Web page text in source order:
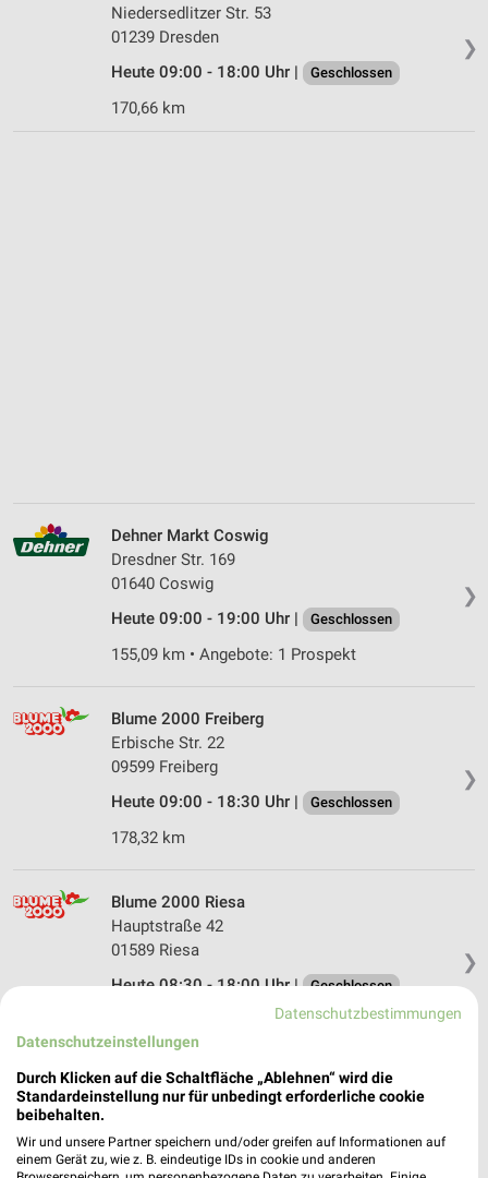
❯
Niedersedlitzer Str. 53
01239 Dresden
Heute 09:00 - 18:00 Uhr |
Geschlossen
170,66 km
❯
Dehner Markt Coswig
Dresdner Str. 169
01640 Coswig
Heute 09:00 - 19:00 Uhr |
Geschlossen
155,09 km • Angebote: 1 Prospekt
❯
Blume 2000 Freiberg
Erbische Str. 22
09599 Freiberg
Heute 09:00 - 18:30 Uhr |
Geschlossen
178,32 km
❯
Blume 2000 Riesa
Hauptstraße 42
01589 Riesa
Heute 08:30 - 18:00 Uhr | Geschlossen
BluBäu Döbeln
Burgstraße 30
04720 Döbeln
Heute 09:00 - 18:00 Uhr | Geschlossen
Datenschutzbestimmungen
Datenschutzeinstellungen
Durch Klicken auf die Schaltfläche „Ablehnen“ wird die
Standardeinstellung nur für unbedingt erforderliche cookie
beibehalten.
Wir und unsere Partner speichern und/oder greifen auf Informationen auf
einem Gerät zu, wie z. B. eindeutige IDs in cookie und anderen